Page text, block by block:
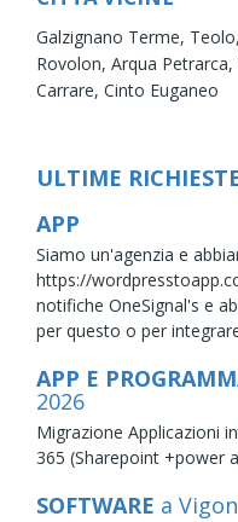
Galzignano Terme, Teolo,
Rovolon, Arqua Petrarca,
Carrare, Cinto Euganeo
ULTIME
APP
Siamo un'agenzia e
https://
notifiche OneSignal's e
per questo o per
APP E
2026
Migrazione Applicazioni
365 (Sharepoint +power
SOFTWARE a